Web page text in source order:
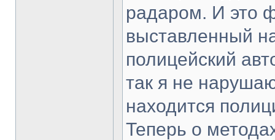
радаром. И это
выставленный
полицейский
так я не
находится
Теперь о